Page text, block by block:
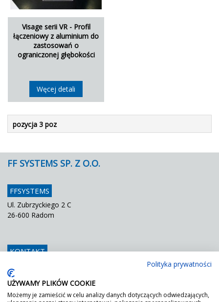
Visage serii VR - Profil
łączeniowy z aluminium do
zastosowań o
ograniczonej głębokości
Węcej detali
pozycja 3 poz
FF SYSTEMS SP. Z O.O.
FFSYSTEMS
Ul. Zubrzyckiego 2 C
26-600 Radom
KONTAKT
Fax
E mail
info@ffsystems.pl
Polityka prywatności
UŻYWAMY PLIKÓW COOKIE
Możemy je zamieścić w celu analizy danych dotyczących odwiedzających,